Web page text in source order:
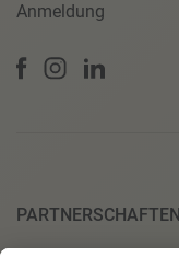
Anmeldung
PARTNERSCHAFTEN